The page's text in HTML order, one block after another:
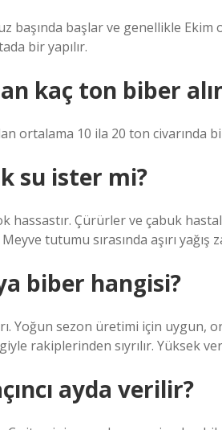
başında başlar ve genellikle
bir yapılır.
kaç ton biber
ortalama 10 ila 20 ton civarında
su ister mi?
hassastır. Çürürler ve çabuk
tutumu sırasında aşırı
biber hangisi?
Yoğun sezon üretimi için uygun,
rakiplerinden sıyrılır. Yüksek
ayda verilir?